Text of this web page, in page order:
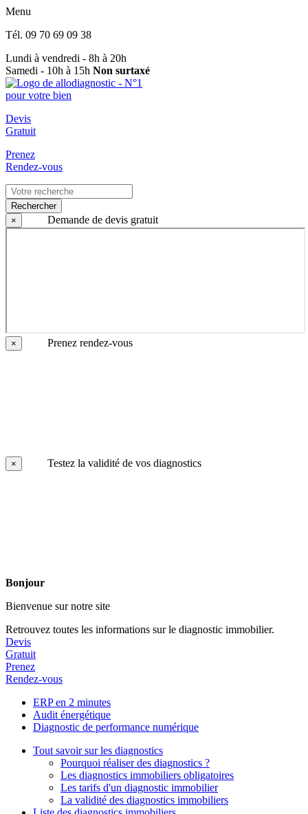
Menu
Tél. 09 70 69 09 38
Lundi à vendredi - 8h à 20h
Samedi - 10h à 15h Non surtaxé
Devis
Gratuit
Prenez
Rendez-vous
Rechercher
×
Demande de devis gratuit
× Prenez rendez-vous
× Testez la validité de vos diagnostics
Bonjour
Bienvenue sur notre site
Retrouvez toutes les informations sur le diagnostic immobilier.
Devis
Gratuit
Prenez
Rendez-vous
ERP en 2 minutes
Audit énergétique
Diagnostic de performance numérique
Tout savoir sur les diagnostics
Pourquoi réaliser des diagnostics ?
Les diagnostics immobiliers obligatoires
Les tarifs d'un diagnostic immobilier
La validité des diagnostics immobiliers